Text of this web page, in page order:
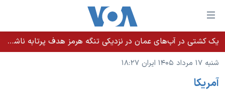
لینکهای
قابل
دسترسی
جهش
محتوای
خانه
نسخه سبک وب‌سایت
موضوع ها
یک کشتی در آب‌های عمان در نزدیکی تنگه هرمز هدف پرتابه ناشناس قرار گرفت
شنبه ۱۷ مرداد ۱۴۰۵ ایران ۱۸:۲۷
آمريکا